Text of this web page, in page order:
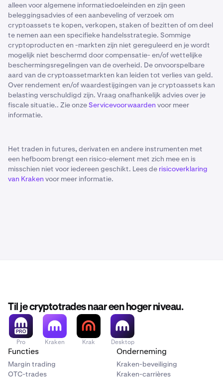
alleen voor algemene informatiedoeleinden en zijn geen
beleggingsadvies of een aanbeveling of verzoek om
cryptoassets te kopen, verkopen, staken of bezitten of om deel
te nemen aan een specifieke handelsstrategie. Sommige
cryptoproducten en -markten zijn niet gereguleerd en je wordt
mogelijk niet beschermd door compensatie- en/of wettelijke
beschermingsregelingen van de overheid. De onvoorspelbare
aard van de cryptoassetmarkten kan leiden tot verlies van geld.
Over rendement en/of waardestijgingen van je cryptoassets kan
belasting verschuldigd zijn. Vraag onafhankelijk advies over je
fiscale situatie.. Zie onzeServicevoorwaarden voor meer
informatie.
Het traden in futures, derivaten en andere instrumenten met
een hefboom brengt een risico-element met zich mee en is
misschien niet voor iedereen geschikt. Lees de risicoverklaring
van Kraken voor meer informatie.
Til je cryptotrades naar een hoger niveau.
Pro Kraken Krak Desktop
Functies
Margin trading
OTC-trades
Onderneming
Kraken-beveiliging
Kraken-carrières